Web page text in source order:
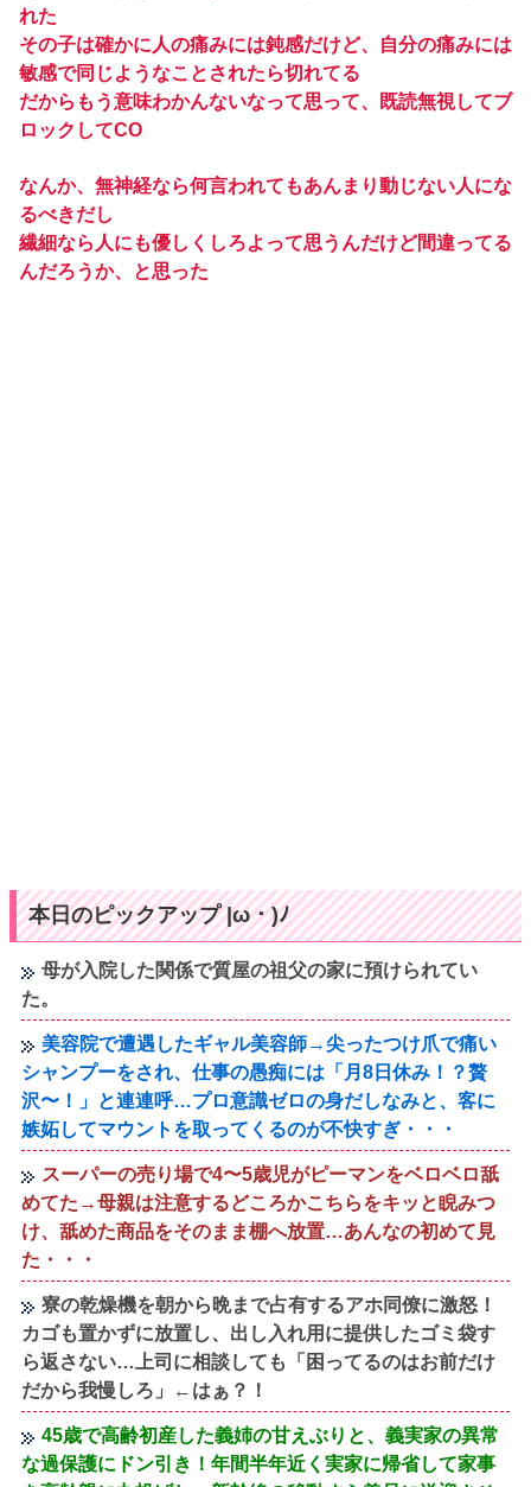
れた
その子は確かに人の痛みには鈍感だけど、自分の痛みには
敏感で同じようなことされたら切れてる
だからもう意味わかんないなって思って、既読無視してブ
ロックしてCO
なんか、無神経なら何言われてもあんまり動じない人にな
るべきだし
繊細なら人にも優しくしろよって思うんだけど間違ってる
んだろうか、と思った
本日のピックアップ |ω・)ﾉ
母が入院した関係で質屋の祖父の家に預けられてい
た。
美容院で遭遇したギャル美容師→尖ったつけ爪で痛い
シャンプーをされ、仕事の愚痴には「月8日休み！？贅
沢〜！」と連連呼…プロ意識ゼロの身だしなみと、客に
嫉妬してマウントを取ってくるのが不快すぎ・・・
スーパーの売り場で4〜5歳児がピーマンをベロベロ舐
めてた→母親は注意するどころかこちらをキッと睨みつ
け、舐めた商品をそのまま棚へ放置…あんなの初めて見
た・・・
寮の乾燥機を朝から晩まで占有するアホ同僚に激怒！
カゴも置かずに放置し、出し入れ用に提供したゴミ袋す
ら返さない…上司に相談しても「困ってるのはお前だけ
だから我慢しろ」←はぁ？！
45歳で高齢初産した義姉の甘えぶりと、義実家の異常
な過保護にドン引き！年間半年近く実家に帰省して家事